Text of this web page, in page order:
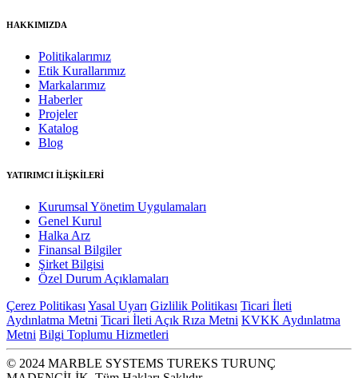
HAKKIMIZDA
Politikalarımız
Etik Kurallarımız
Markalarımız
Haberler
Projeler
Katalog
Blog
YATIRIMCI İLİŞKİLERİ
Kurumsal Yönetim Uygulamaları
Genel Kurul
Halka Arz
Finansal Bilgiler
Şirket Bilgisi
Özel Durum Açıklamaları
Çerez Politikası Yasal Uyarı Gizlilik Politikası Ticari İleti
Aydınlatma Metni Ticari İleti Açık Rıza Metni KVKK Aydınlatma
Metni Bilgi Toplumu Hizmetleri
© 2024 MARBLE SYSTEMS TUREKS TURUNÇ